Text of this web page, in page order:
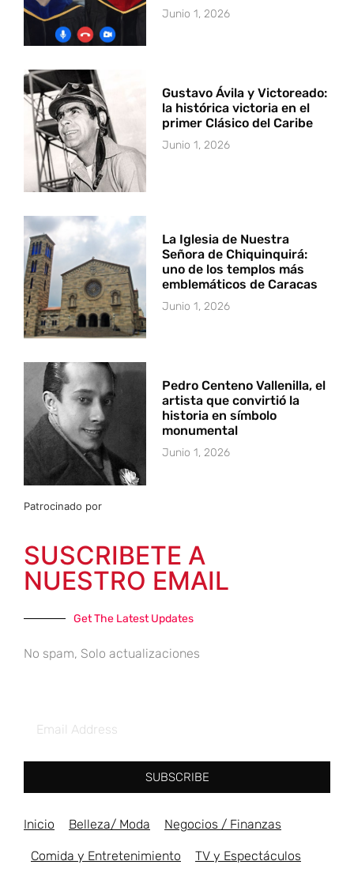
Junio 1, 2026
Gustavo Ávila y Victoreado:
la histórica victoria en el
primer Clásico del Caribe
Junio 1, 2026
La Iglesia de Nuestra
Señora de Chiquinquirá:
uno de los templos más
emblemáticos de Caracas
Junio 1, 2026
Pedro Centeno Vallenilla, el
artista que convirtió la
historia en símbolo
monumental
Junio 1, 2026
Patrocinado por
SUSCRIBETE A
NUESTRO EMAIL
Get The Latest Updates
No spam, Solo actualizaciones
SUBSCRIBE
Inicio Belleza/ Moda Negocios / Finanzas
Comida y Entretenimiento TV y Espectáculos